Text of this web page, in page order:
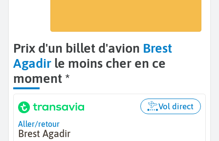
Prix d'un billet d'avion Brest
Agadir le moins cher en ce
moment *
Aller/retour
Brest Agadir
Vol direct